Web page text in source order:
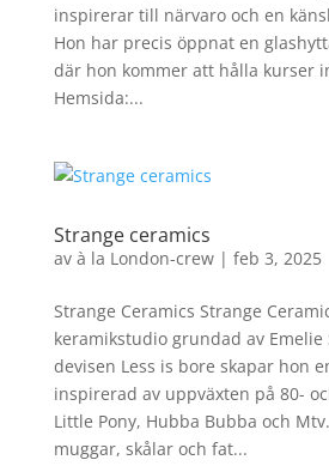
inspirerar till närvaro och en
Hon har precis öppnat en
där hon kommer att hålla kurser
Hemsida:...
Strange ceramics
av à la London-crew| feb 3, 2025
Strange Ceramics Strange
keramikstudio grundad av Emelie
devisen Less is bore skapar hon
inspirerad av uppväxten på 80-
Little Pony, Hubba Bubba och
muggar, skålar och fat...